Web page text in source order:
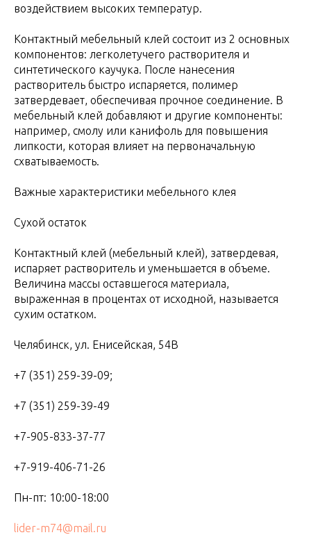
воздействием высоких температур.
Контактный мебельный клей состоит из 2 основных
компонентов: легколетучего растворителя и
синтетического каучука. После нанесения
растворитель быстро испаряется, полимер
затвердевает, обеспечивая прочное соединение. В
мебельный клей добавляют и другие компоненты:
например, смолу или канифоль для повышения
липкости, которая влияет на первоначальную
схватываемость.
Важные характеристики мебельного клея
Сухой остаток
Контактный клей (мебельный клей), затвердевая,
испаряет растворитель и уменьшается в объеме.
Величина массы оставшегося материала,
выраженная в процентах от исходной, называется
сухим остатком.
Челябинск, ул. Енисейская, 54В
+7 (351) 259-39-09;
+7 (351) 259-39-49
+7-905-833-37-77
+7-919-406-71-26
Пн-пт: 10:00-18:00
lider-m74@mail.ru